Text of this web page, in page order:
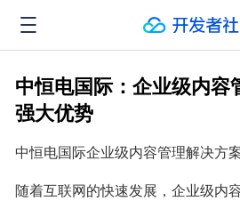
中恒电国际：企业级内容
强大优势
中恒电国际企业级内容管理解决方
随着互联网的快速发展，企业级内